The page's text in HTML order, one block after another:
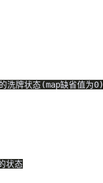
洗牌状态(map缺省值为0)
状态